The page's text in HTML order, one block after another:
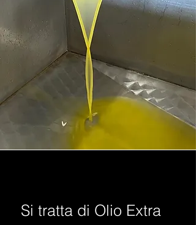
Si tratta di Olio Extra